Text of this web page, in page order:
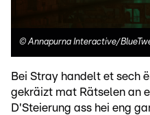
©Annapurna Interactive/
Bei Stray handelt et sech
gekräizt mat Rätselen an
D'Steierung ass hei eng